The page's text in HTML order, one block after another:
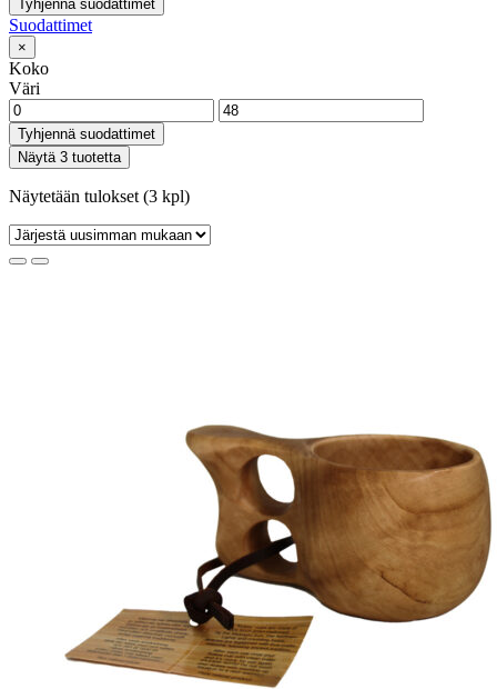
Tyhjennä suodattimet
Suodattimet
×
Koko
Väri
Tyhjennä suodattimet
Näytä 3 tuotetta
Näytetään tulokset (3 kpl)